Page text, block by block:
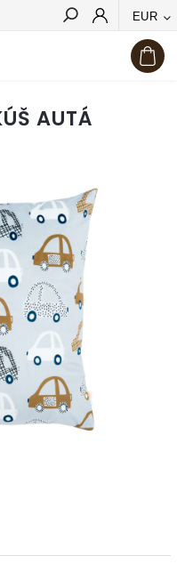
EUR
Hľadať
AUTÁ